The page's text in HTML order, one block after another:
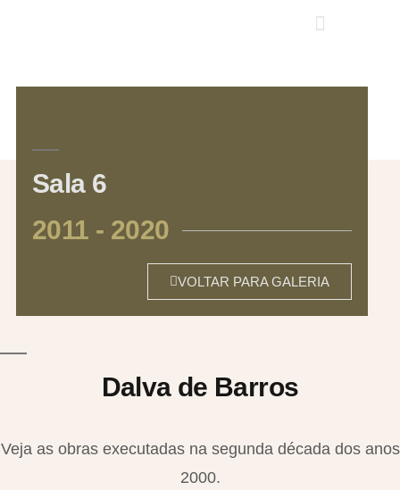
Sala 6
2011 - 2020
VOLTAR PARA GALERIA
Dalva de Barros
Veja as obras executadas na segunda década dos anos
2000.